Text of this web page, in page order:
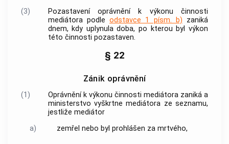
(3)
Pozastavení oprávnění k výkonu činnosti
mediátora podle odstavce 1 písm. b) zaniká
dnem, kdy uplynula doba, po kterou byl výkon
této činnosti pozastaven.
§ 22
Zánik oprávnění
(1)
Oprávnění k výkonu činnosti mediátora zaniká a
ministerstvo vyškrtne mediátora ze seznamu,
jestliže mediátor
a)
zemřel nebo byl prohlášen za mrtvého,